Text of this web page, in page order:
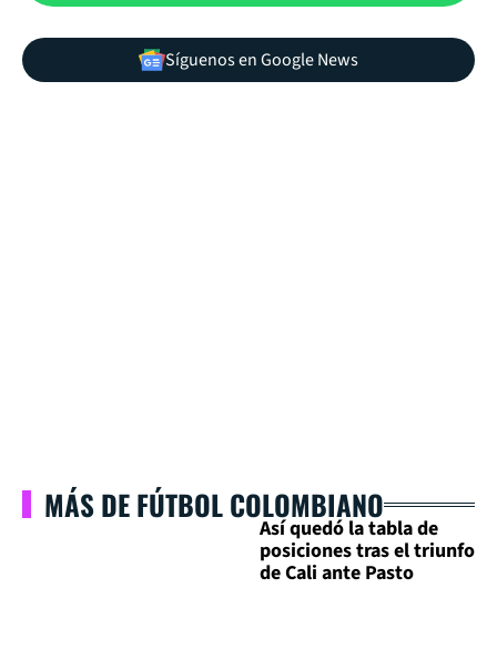
Síguenos en Google News
MÁS DE FÚTBOL COLOMBIANO
Así quedó la tabla de
posiciones tras el triunfo
de Cali ante Pasto